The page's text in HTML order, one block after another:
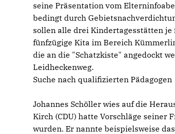
seine Präsentation vom
bedingt durch
sollen alle drei Kindertagesstätten
fünfzügige Kita im Bereich
die an die "Schatzkiste" angedockt
Leidheckenweg.
Suche nach qualifizierten Pädagogen
Johannes Schöller wies auf die
Kirch (CDU) hatte Vorschläge
wurden. Er nannte beispielsweise